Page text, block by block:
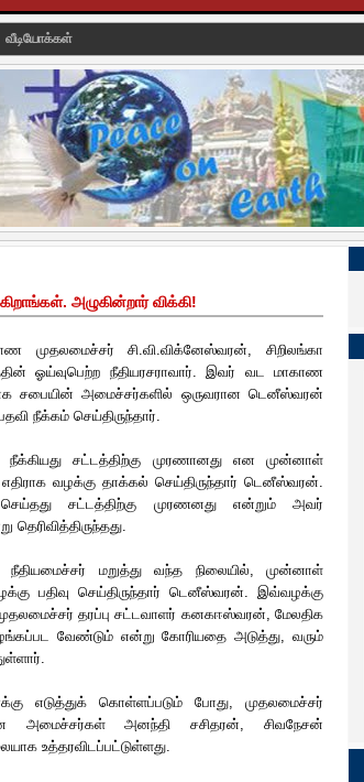
வீடியோக்கள்
அழுகின்றார் விக்கி!
முதலமைச்சர் சி.வி.விக்னேஸ்வரன், சிறிலங்கா
ஓய்வுபெற்ற நீதியரசராவார். இவர் வட மாகாண
சபையின் அமைச்சர்களில் ஒருவரான டெனீஸ்வரன்
நீக்கம் செய்திருந்தார்.
சட்டத்திற்கு முரணானது என முன்னாள்
எதிராக வழக்கு தாக்கல் செய்திருந்தார் டெனீஸ்வரன்.
சட்டத்திற்கு முரணனது என்றும் அவர்
மறுத்து வந்த நிலையில், முன்னாள்
பதிவு செய்திருந்தார் டெனீஸ்வரன். இவ்வழக்கு
தரப்பு சட்டவாளர் கனகஈஸ்வரன், மேலதிக
வேண்டும் என்று கோரியதை அடுத்து, வரும்
எடுத்துக் கொள்ளப்படும் போது, முதலமைச்சர்
அமைச்சர்கள் அனந்தி சசிதரன், சிவநேசன்
உத்தரவிடப்பட்டுள்ளது.